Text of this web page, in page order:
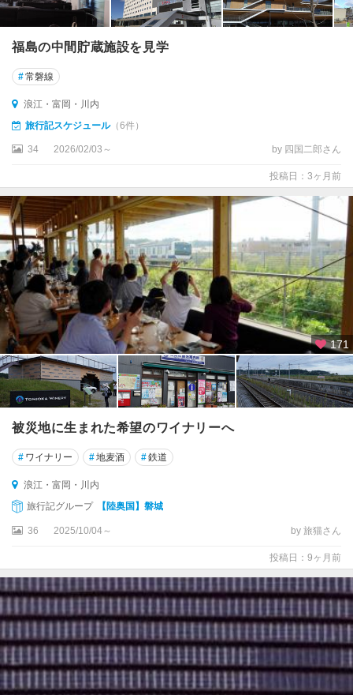
多
方
・
山
泉
奥
只
見
・
湯
野
上
郡
山
・
白
河
相
・
わ
き
南
馬
・
館
村
福島の中間貯蔵施設を見学
#常磐線
浪江・富岡・川内
旅行記スケジュール（6件）
34 2026/02/03～ by 四国二郎さん
投稿日：3ヶ月前
171
被災地に生まれた希望のワイナリーへ
# ワイナリー #地麦酒 #鉄道
浪江・富岡・川内
旅行記グループ
【陸奥国】磐城
36 2025/10/04～ by 旅猫さん
投稿日：9ヶ月前